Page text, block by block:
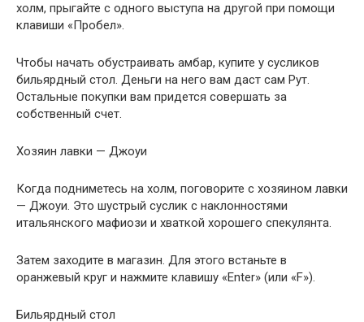
холм, прыгайте с одного выступа на другой при помощи
клавиши «Пробел».
Чтобы начать обустраивать амбар, купите у сусликов
бильярдный стол. Деньги на него вам даст сам Рут.
Остальные покупки вам придется совершать за
собственный счет.
Хозяин лавки — Джоуи
Когда подниметесь на холм, поговорите с хозяином лавки
— Джоуи. Это шустрый суслик с наклонностями
итальянского мафиози и хваткой хорошего спекулянта.
Затем заходите в магазин. Для этого встаньте в
оранжевый круг и нажмите клавишу «Enter» (или «F»).
Бильярдный стол